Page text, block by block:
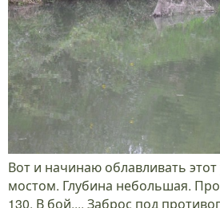
Вот и начинаю облавливать этот
мостом. Глубина небольшая.
130. В бой.... Заброс под